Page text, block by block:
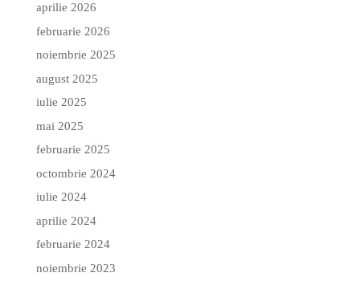
aprilie 2026
februarie 2026
noiembrie 2025
august 2025
iulie 2025
mai 2025
februarie 2025
octombrie 2024
iulie 2024
aprilie 2024
februarie 2024
noiembrie 2023